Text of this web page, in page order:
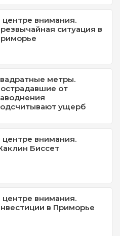
центре внимания.
ситуация в
метры.
от
ущерб
центре внимания.
Биссет
центре внимания.
в Приморье